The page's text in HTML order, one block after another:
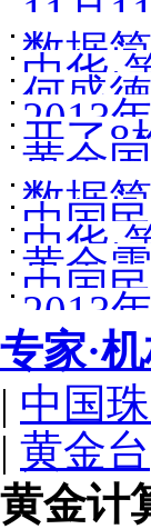
记
嘉宾
价走
玄机
指数
银走
性研究
11月
首饰
价格
数据
50年
走势
记
中华·
资与
嘉宾
何盛
指数
银走
性研究
2013
顾及
势展望
开了8
余万
黄金
登场
价起航
数据
50年
走势
记
中国
代理
属延
易说明
中华·
资与
嘉宾
黄金
报告
中国
代理
属延
务常
答
2013
顾及
势展望
专家·
| 中国
| 黄金台
黄金计